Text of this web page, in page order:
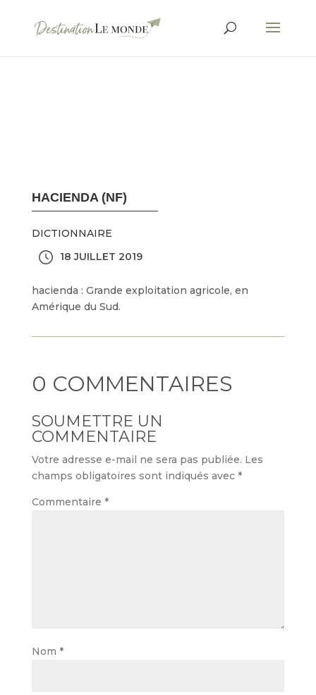
HACIENDA (NF)
DICTIONNAIRE
18 JUILLET 2019
hacienda : Grande exploitation agricole, en
Amérique du Sud.
0 COMMENTAIRES
SOUMETTRE UN
COMMENTAIRE
Votre adresse e-mail ne sera pas publiée. Les
champs obligatoires sont indiqués avec *
Commentaire *
Nom *